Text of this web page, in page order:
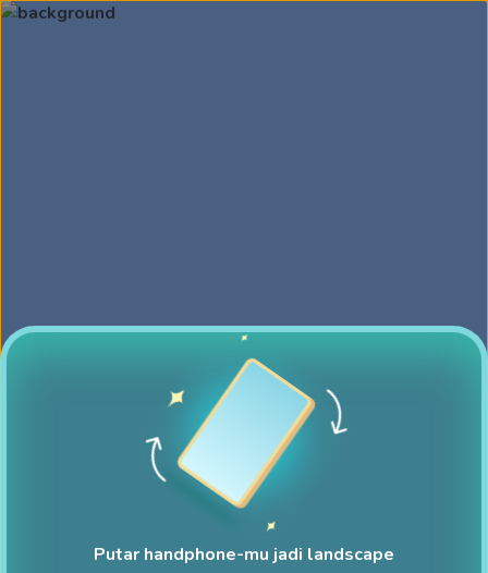
Putar handphone-mu jadi landscape